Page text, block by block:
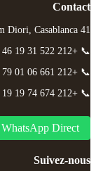
Contact
41 Rue Abdelkarim Diori, Casablanca
📞 +212 522 31 19 46
📞 +212 661 06 01 79
📞 +212 674 74 19 19
WhatsApp Direct
Suivez-nous